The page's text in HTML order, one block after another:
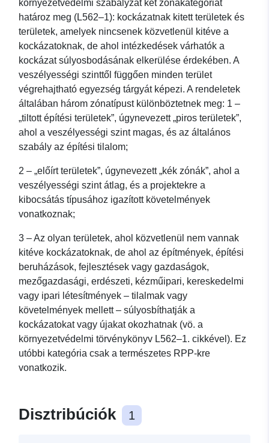
környezetvédelmi szabályzat két zónakategóriát
határoz meg (L562–1): kockázatnak kitett területek és
területek, amelyek nincsenek közvetlenül kitéve a
kockázatoknak, de ahol intézkedések várhatók a
kockázat súlyosbodásának elkerülése érdekében. A
veszélyességi szinttől függően minden terület
végrehajtható egyezség tárgyát képezi. A rendeletek
általában három zónatípust különböztetnek meg: 1 –
„tiltott építési területek”, úgynevezett „piros területek”,
ahol a veszélyességi szint magas, és az általános
szabály az építési tilalom;
2 – „előírt területek”, úgynevezett „kék zónák”, ahol a
veszélyességi szint átlag, és a projektekre a
kibocsátás típusához igazított követelmények
vonatkoznak;
3 – Az olyan területek, ahol közvetlenül nem vannak
kitéve kockázatoknak, de ahol az építmények, építési
beruházások, fejlesztések vagy gazdaságok,
mezőgazdasági, erdészeti, kézműipari, kereskedelmi
vagy ipari létesítmények – tilalmak vagy
követelmények mellett – súlyosbíthatják a
kockázatokat vagy újakat okozhatnak (vö. a
környezetvédelmi törvénykönyv L562–1. cikkével). Ez
utóbbi kategória csak a természetes RPP-kre
vonatkozik.
Disztribúciók 1